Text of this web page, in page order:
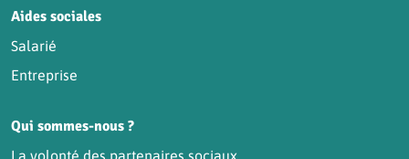
Aides sociales
Salarié
Entreprise
Qui sommes-nous ?